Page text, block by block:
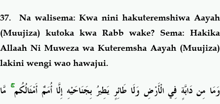
37. Na walisema: Kwa nini hakuteremshiwa Aayah
(Muujiza) kutoka kwa Rabb wake? Sema: Hakika
Allaah Ni Muweza wa Kuteremsha Aayah (Muujiza)
lakini wengi wao hawajui.
وَمَا مِن دَابَّةٍ فِي الْأَرْضِ وَلَا طَائِرٍ يَطِيرُ بِجَنَاحَيْهِ إِلَّا أُمَمٌ أَمْثَالُكُمۚ مَّا